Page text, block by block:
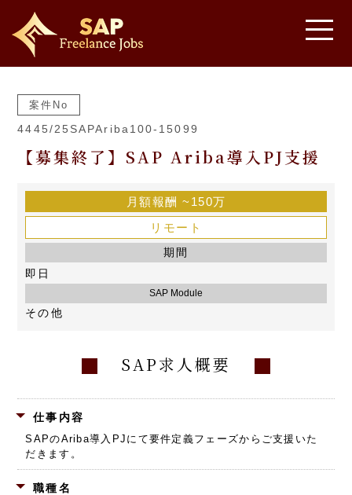
案件No
4445/25SAPAriba100-15099
【募集終了】SAP Ariba導入PJ支援
月額報酬 ~150万
リモート
期間
即日
SAP Module
その他
SAP求人概要
仕事内容
SAPのAriba導入PJにて要件定義フェーズからご支援いた
だきます。
職種名